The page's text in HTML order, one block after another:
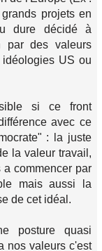
projets en
dure décidé à
par des valeurs
US ou
si ce front
avec ce
: la juste
la valeur travail,
commencer par
mais aussi la
de cet idéal.
posture quasi
nos valeurs c'est